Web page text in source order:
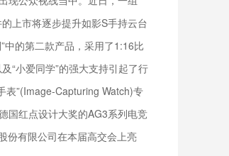
上市将逐步提升如影S手持云台
的第二款产品，采用了1:16比
“小爱同学”的强大支持引起了行
”(Image-Capturing Watch)专
红点设计大奖的AG3系列电竞
有限公司在本届高交会上亮